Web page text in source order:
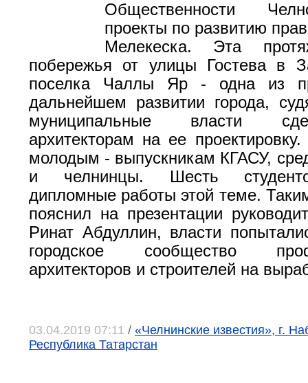
Общественности
проекты по развитию
Мелекеска. Эта
побережья от улицы Гостева в
поселка Чаллы Яр - одна из
дальнейшем развитии города,
муниципальные власти
архитекторам на ее
молодым - выпускникам КГАСУ,
и челнинцы. Шесть
дипломные работы этой теме.
пояснил на презентации
Ринат Абдуллин, власти
городское сообщество
архитекторов и строителей на
03.04.2019 07:11 / «Челнинские известия», г.
Республика Татарстан